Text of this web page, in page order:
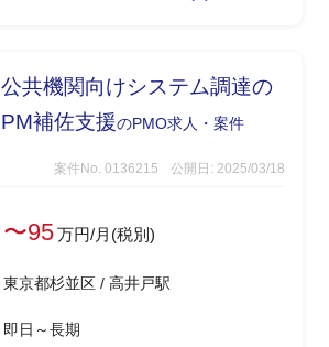
公共機関向けシステム調達の
PM補佐支援のPMO求人・案件
案件No. 0136215 公開日: 2025/03/18
〜95万円/月(税別)
東京都杉並区 / 高井戸駅
即日～長期